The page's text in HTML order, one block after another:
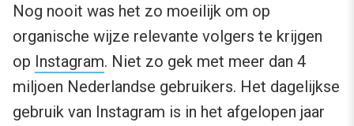
Nog nooit was het zo moeilijk om op
organische wijze relevante volgers te krijgen
op Instagram. Niet zo gek met meer dan 4
miljoen Nederlandse gebruikers. Het dagelijkse
gebruik van Instagram is in het afgelopen jaar